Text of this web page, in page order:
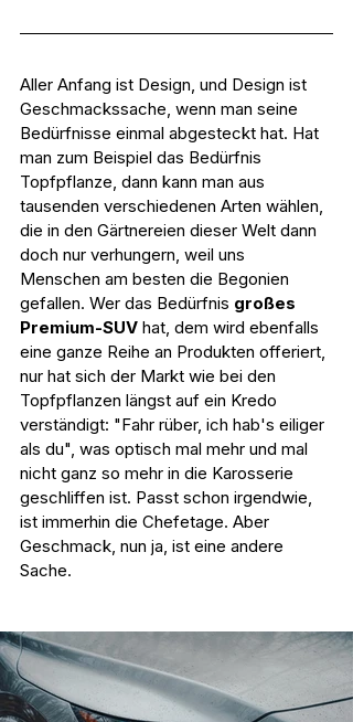
Aller Anfang ist Design, und Design ist
Geschmackssache, wenn man seine
Bedürfnisse einmal abgesteckt hat. Hat
man zum Beispiel das Bedürfnis
Topfpflanze, dann kann man aus
tausenden verschiedenen Arten wählen,
die in den Gärtnereien dieser Welt dann
doch nur verhungern, weil uns
Menschen am besten die Begonien
gefallen. Wer das Bedürfnis großes
Premium-SUV hat, dem wird ebenfalls
eine ganze Reihe an Produkten offeriert,
nur hat sich der Markt wie bei den
Topfpflanzen längst auf ein Kredo
verständigt: "Fahr rüber, ich hab's eiliger
als du", was optisch mal mehr und mal
nicht ganz so mehr in die Karosserie
geschliffen ist. Passt schon irgendwie,
ist immerhin die Chefetage. Aber
Geschmack, nun ja, ist eine andere
Sache.